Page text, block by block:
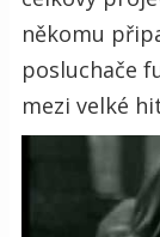
někomu
posluchače
mezi velké